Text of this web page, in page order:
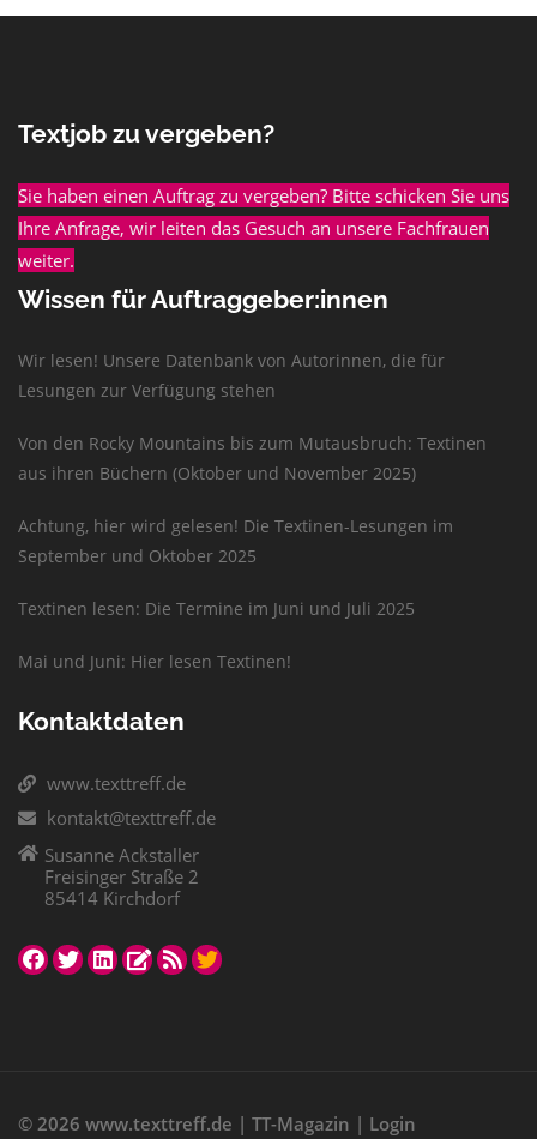
Textjob zu vergeben?
Sie haben einen Auftrag zu vergeben? Bitte schicken Sie uns
Ihre Anfrage, wir leiten das Gesuch an unsere Fachfrauen
weiter.
Wissen für Auftraggeber:innen
Wir lesen! Unsere Datenbank von Autorinnen, die für
Lesungen zur Verfügung stehen
Von den Rocky Mountains bis zum Mutausbruch: Textinen
aus ihren Büchern (Oktober und November 2025)
Achtung, hier wird gelesen! Die Textinen-Lesungen im
September und Oktober 2025
Textinen lesen: Die Termine im Juni und Juli 2025
Mai und Juni: Hier lesen Textinen!
Kontaktdaten
www.texttreff.de
kontakt@texttreff.de
Susanne Ackstaller
Freisinger Straße 2
85414 Kirchdorf
© 2026 www.texttreff.de | TT-Magazin | Login